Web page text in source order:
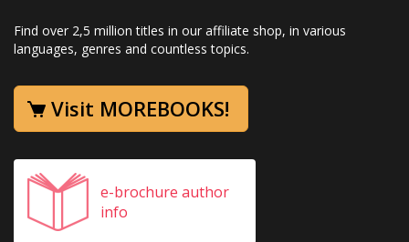
Find over 2,5 million titles in our affiliate shop, in various
languages, genres and countless topics.
Visit MOREBOOKS!
e-brochure author
info